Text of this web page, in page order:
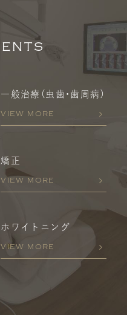
一般治療 （虫歯・歯周病）
VIEW MORE
矯正
VIEW MORE
ホワイトニング
VIEW MORE